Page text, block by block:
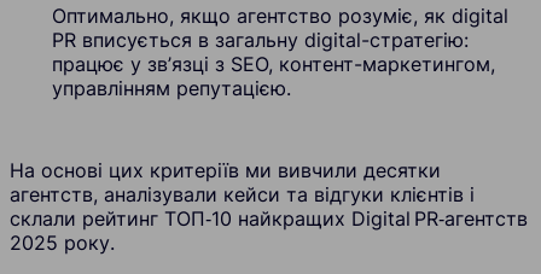
Оптимально, якщо агентство розуміє, як digital
PR вписується в загальну digital-стратегію:
працює у зв’язці з SEO, контент-маркетингом,
управлінням репутацією.
На основі цих критеріїв ми вивчили десятки
агентств, аналізували кейси та відгуки клієнтів і
склали рейтинг ТОП‑10 найкращих Digital PR‑агентств
2025 року.